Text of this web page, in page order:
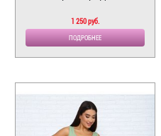
1 250 руб.
ПОДРОБНЕЕ